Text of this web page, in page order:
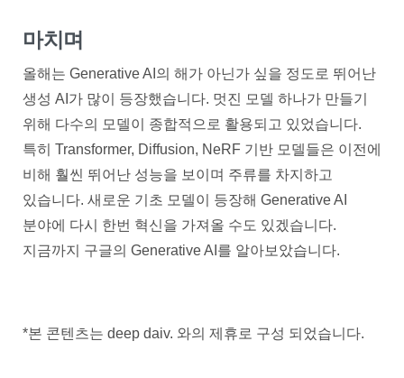
마치며
올해는 Generative AI의 해가 아닌가 싶을 정도로 뛰어난
생성 AI가 많이 등장했습니다. 멋진 모델 하나가 만들기
위해 다수의 모델이 종합적으로 활용되고 있었습니다.
특히 Transformer, Diffusion, NeRF 기반 모델들은 이전에
비해 훨씬 뛰어난 성능을 보이며 주류를 차지하고
있습니다. 새로운 기초 모델이 등장해 Generative AI
분야에 다시 한번 혁신을 가져올 수도 있겠습니다.
지금까지 구글의 Generative AI를 알아보았습니다.
*본 콘텐츠는 deep daiv. 와의 제휴로 구성 되었습니다.